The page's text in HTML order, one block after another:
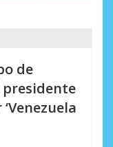
de
presidente